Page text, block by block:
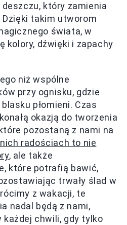
który zamienia
Dzięki takim utworom
świata, w
kolory, dźwięki i zapachy
niż wspólne
przy ognisku, gdzie
płomieni. Czas
okazją do tworzenia
pozostaną z nami na
radościach to nie
, ale także
które potrafią bawić,
trwały ślad w
z wakacji, te
nadal będą z nami,
chwili, gdy tylko